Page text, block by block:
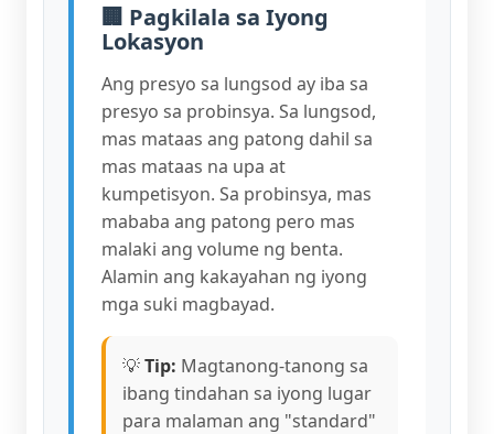
🏢 Pagkilala sa Iyong
Lokasyon
Ang presyo sa lungsod ay iba sa
presyo sa probinsya. Sa lungsod,
mas mataas ang patong dahil sa
mas mataas na upa at
kumpetisyon. Sa probinsya, mas
mababa ang patong pero mas
malaki ang volume ng benta.
Alamin ang kakayahan ng iyong
mga suki magbayad.
💡Tip: Magtanong-tanong sa
ibang tindahan sa iyong lugar
para malaman ang "standard"